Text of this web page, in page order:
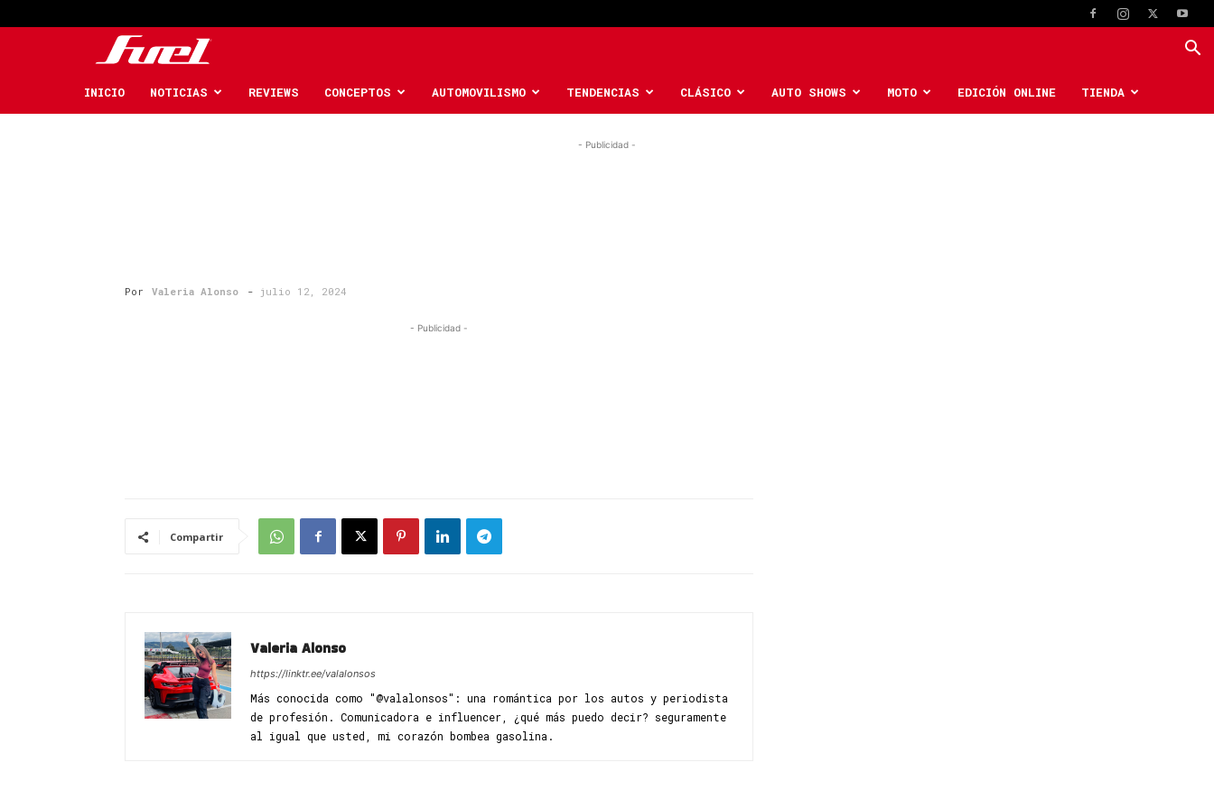
Car
INICIO NOTICIAS REVIEWS CONCEPTOS AUTOMOVILISMO TENDENCIAS CLÁSICO AUTO SHOWS MOTO EDICIÓN ONLINE TIENDA
- Publicidad -
Por Valeria Alonso - julio 12, 2024
- Publicidad -
Compartir
Valeria Alonso
https://linktr.ee/valalonsos
Más conocida como "@valalonsos": una romántica por los autos y periodista
de profesión. Comunicadora e influencer, ¿qué más puedo decir? seguramente
al igual que usted, mi corazón bombea gasolina.